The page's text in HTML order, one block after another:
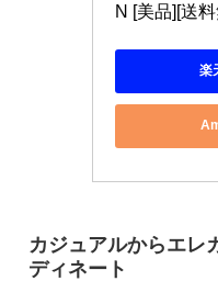
N [美品][送
楽
カジュアルからエレ
ディネート